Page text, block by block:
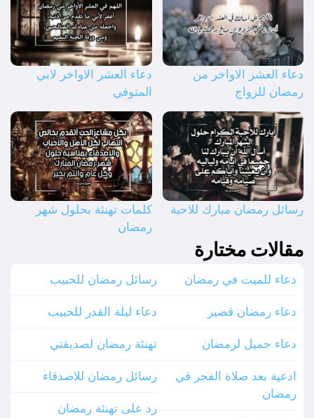
دعاء العشر الاواخر من
رمضان للزواج
دعاء العشر الاواخر لابي
المتوفي
رسائل رمضان مبارك للاحبة
كلمات تهنئة بحلول شهر
رمضان
مقالات مختارة
دعاء للميت في رمضان
دعاء رمضان قصير
دعاء جميل لرمضان
ادعية بعد صلاة الفجر في
رمضان
رسائل رمضان للحبيب
دعاء ليلة القدر للحبيب
تهنئة رمضان لصديقتي
رسائل رمضان للاصدقاء
رد على تهنئة رمضان